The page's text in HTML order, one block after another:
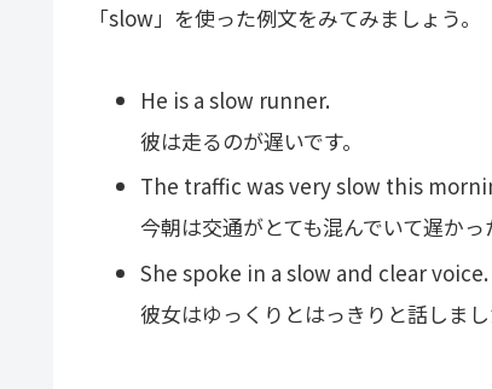
「slow」を使った例文をみてみましょう。
He is a slow runner.
彼は走るのが遅いです。
The traffic was very slow this
今朝は交通がとても混んでいて遅かっ
She spoke in a slow and clear voice.
彼女はゆっくりとはっきりと話しまし